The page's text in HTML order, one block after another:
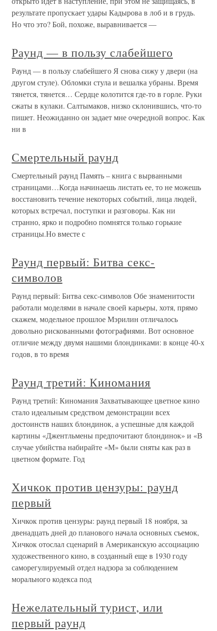
результате пропускает удары Кадырова в лоб и в грудь.
Но что это? Бой, похоже, выравнивается —
Раунд — в пользу слабейшего
Раунд — в пользу слабейшего Я снова сижу у двери (на
другом стуле). Обломки стула и вешалка убраны. Время
тянется, тянется… Сердце колотится где-то в горле. Руки
сжаты в кулаки. Салтымаков, низко склонившись, что-то
пишет. Неожиданно он задает мне очередной вопрос. Как
ни в
Смертельный раунд
Смертельный раунд Память – книга с вырванными
страницами…Когда начинаешь листать ее, то не можешь
восстановить течение некоторых событий, лица людей,
которых встречал, поступки и разговоры. Как ни
странно, ярко и подробно помнятся только горькие
страницы.Но вместе с
Раунд первый: Битва секс-
символов
Раунд первый: Битва секс-символов Обе знаменитости
работали моделями в начале своей карьеры, хотя, прямо
скажем, модельное прошлое Мэрилин отличалось
довольно рискованными фотографиями. Вот основное
отличие между двумя нашими блондинками: в конце 40-х
годов, в то время
Раунд третий: Киномания
Раунд третий: Киномания Захватывающее цветное кино
стало идеальным средством демонстрации всех
достоинств наших блондинок, а успешные для каждой
картины «Джентльмены предпочитают блондинок» и «В
случае убийства набирайте «М» были сняты как раз в
цветном формате. Год
Хичкок против цензуры: раунд
первый
Хичкок против цензуры: раунд первый 18 ноября, за
двенадцать дней до планового начала основных съемок,
Хичкок отослал сценарий в Американскую ассоциацию
художественного кино, в созданный еще в 1930 году
саморегулируемый отдел надзора за соблюдением
морального кодекса под
Нежелательный турист, или
первый раунд